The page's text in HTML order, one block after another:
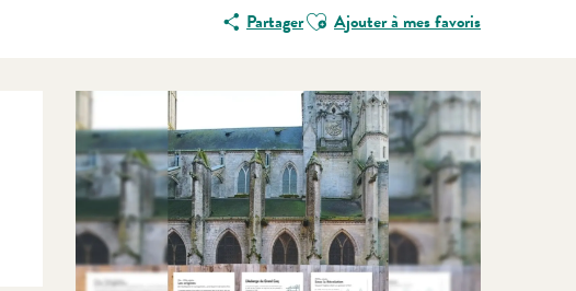
PartagerAjouter aux favoris
Ajouter à mes favoris